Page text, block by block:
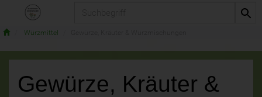
Würzmittel
Gewürze, Kräuter &